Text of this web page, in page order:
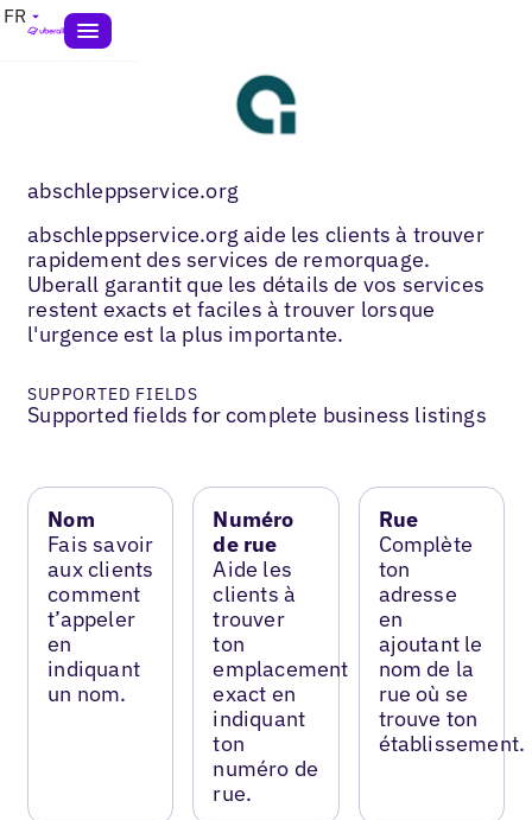
FR
abschleppservice.org
abschleppservice.org aide les clients à trouver
rapidement des services de remorquage.
Uberall garantit que les détails de vos services
restent exacts et faciles à trouver lorsque
l'urgence est la plus importante.
SUPPORTED FIELDS
Supported fields for complete business listings
Nom
Fais savoir
aux clients
comment
t’appeler
en
indiquant
un nom.
Numéro
de rue
Aide les
clients à
trouver
ton
emplacement
exact en
indiquant
ton
numéro de
rue.
Rue
Complète
ton
adresse
en
ajoutant le
nom de la
rue où se
trouve ton
établissement.